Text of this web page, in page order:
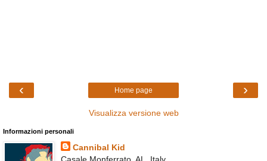
‹ ›
Home page
Visualizza versione web
Informazioni personali
Cannibal Kid